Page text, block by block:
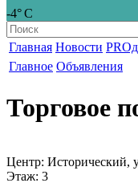
-4° С
Главная Новости
Главное Объявления
Торговое
Центр: Исторический,
Этаж: 3